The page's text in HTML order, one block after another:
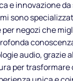
e innovazione da
sono
negozi che
audio, grazie
per trasformare